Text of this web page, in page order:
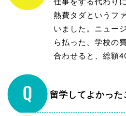
熱費タダというフ
いました。ニュー
ら払った、学校の
合わせると、総額
留学してよかっ